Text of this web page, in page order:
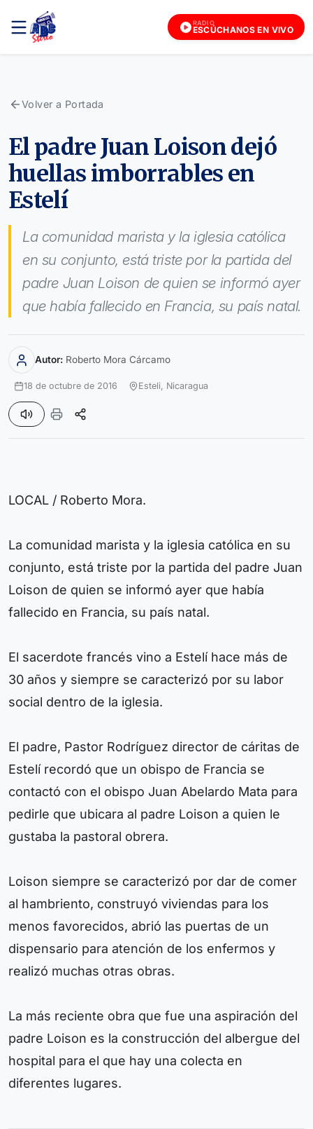
RADIO
ESCÚCHANOS EN VIVO
Volver a Portada
El padre Juan Loison dejó
huellas imborrables en
Estelí
La comunidad marista y la iglesia católica
en su conjunto, está triste por la partida del
padre Juan Loison de quien se informó ayer
que había fallecido en Francia, su país natal.
Autor: Roberto Mora Cárcamo
18 de octubre de 2016 Esteli, Nicaragua
LOCAL / Roberto Mora.
La comunidad marista y la iglesia católica en su
conjunto, está triste por la partida del padre Juan
Loison de quien se informó ayer que había
fallecido en Francia, su país natal.
El sacerdote francés vino a Estelí hace más de
30 años y siempre se caracterizó por su labor
social dentro de la iglesia.
El padre, Pastor Rodríguez director de cáritas de
Estelí recordó que un obispo de Francia se
contactó con el obispo Juan Abelardo Mata para
pedirle que ubicara al padre Loison a quien le
gustaba la pastoral obrera.
Loison siempre se caracterizó por dar de comer
al hambriento, construyó viviendas para los
menos favorecidos, abrió las puertas de un
dispensario para atención de los enfermos y
realizó muchas otras obras.
La más reciente obra que fue una aspiración del
padre Loison es la construcción del albergue del
hospital para el que hay una colecta en
diferentes lugares.